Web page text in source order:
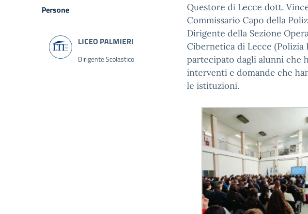
Questore di Lecce dott.
Commissario Capo della
Dirigente della Sezione
Cibernetica di Lecce (Polizia
partecipato dagli alunni che
interventi e domande che
le istituzioni.
Persone
Dirigente Scolastico